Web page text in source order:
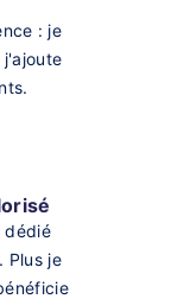
: je
j'ajoute
dédié
Plus je